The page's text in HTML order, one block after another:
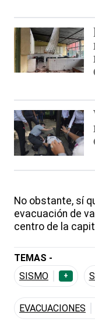
No obstante, sí
evacuación de
centro de la
TEMAS -
SISMO
+
EVACUACIONES